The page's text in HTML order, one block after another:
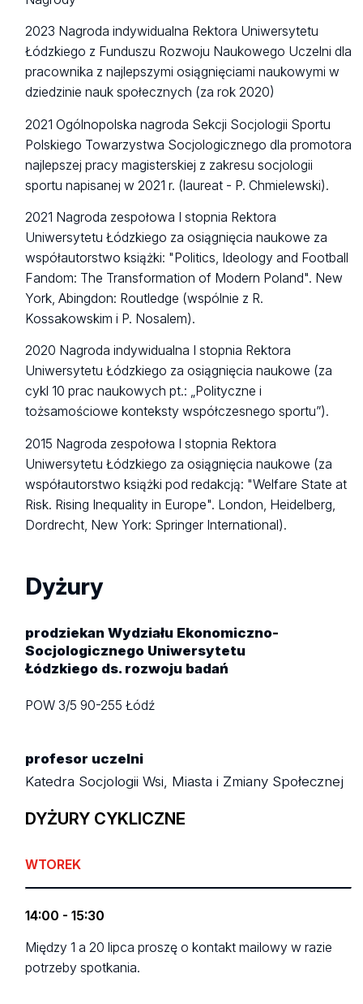
2023 Nagroda indywidualna Rektora Uniwersytetu
Łódzkiego z Funduszu Rozwoju Naukowego Uczelni dla
pracownika z najlepszymi osiągnięciami naukowymi w
dziedzinie nauk społecznych (za rok 2020)
2021 Ogólnopolska nagroda Sekcji Socjologii Sportu
Polskiego Towarzystwa Socjologicznego dla promotora
najlepszej pracy magisterskiej z zakresu socjologii
sportu napisanej w 2021 r. (laureat - P. Chmielewski).
2021 Nagroda zespołowa I stopnia Rektora
Uniwersytetu Łódzkiego za osiągnięcia naukowe za
współautorstwo książki: "Politics, Ideology and Football
Fandom: The Transformation of Modern Poland". New
York, Abingdon: Routledge (wspólnie z R.
Kossakowskim i P. Nosalem).
2020 Nagroda indywidualna I stopnia Rektora
Uniwersytetu Łódzkiego za osiągnięcia naukowe (za
cykl 10 prac naukowych pt.: „Polityczne i
tożsamościowe konteksty współczesnego sportu”).
2015 Nagroda zespołowa I stopnia Rektora
Uniwersytetu Łódzkiego za osiągnięcia naukowe (za
współautorstwo książki pod redakcją: "Welfare State at
Risk. Rising Inequality in Europe". London, Heidelberg,
Dordrecht, New York: Springer International).
Dyżury
prodziekan Wydziału Ekonomiczno-
Socjologicznego Uniwersytetu
Łódzkiego ds. rozwoju badań
POW 3/590-255 Łódź
profesor uczelni
Katedra Socjologii Wsi, Miasta i Zmiany Społecznej
DYŻURY CYKLICZNE
WTOREK
14:00 - 15:30
Między 1 a 20 lipca proszę o kontakt mailowy w razie
potrzeby spotkania.